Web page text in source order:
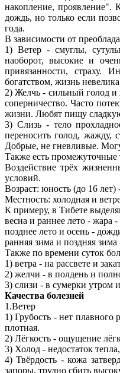
накопление, проявление".
дождь, но только если
года.
В зависимости от
1) Ветер - смуглы,
наоборот, высокие и
привязанности, страху.
богатством, жизнь
2) Желчь - сильный голод
соперничество. Часто
жизни. Любят пищу
3) Слизь - тело
переносить голод, жажду,
Добрые, не гневливые.
Также есть промежуточные
Воздействие трёх
условий.
Возраст: юность (до 16 лет)
Местность: холодная и
К примеру, в Тибете
весна и раннее лето - жара
позднее лето и осень -
ранняя зима и поздняя
Также по времени суток
1) ветра - на рассвете и
2) желчи - в полдень и
3) слизи - в сумерки утром
Качества болезней
1.Ветер
1) Грубость - нет
плотная.
2) Лёгкость - ощущение
3) Холод - недостаток
4) Твёрдость - кожа
запоры, трудно сбить